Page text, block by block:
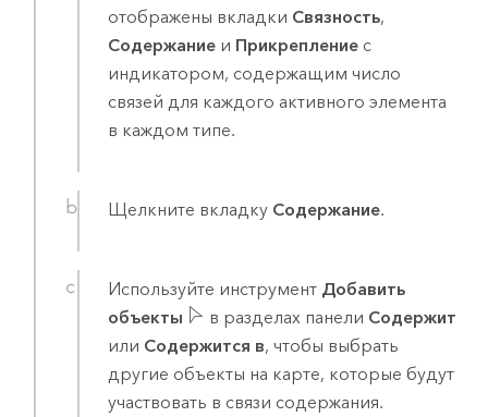
отображены вкладки Связность,
Содержание и Прикрепление с
индикатором, содержащим число
связей для каждого активного элемента
в каждом типе.
Щелкните вкладку Содержание.
Используйте инструмент Добавить
объекты
в разделах панели Содержит
или Содержится в, чтобы выбрать
другие объекты на карте, которые будут
участвовать в связи содержания.